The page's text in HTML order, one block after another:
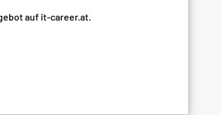
auf it-career.at.